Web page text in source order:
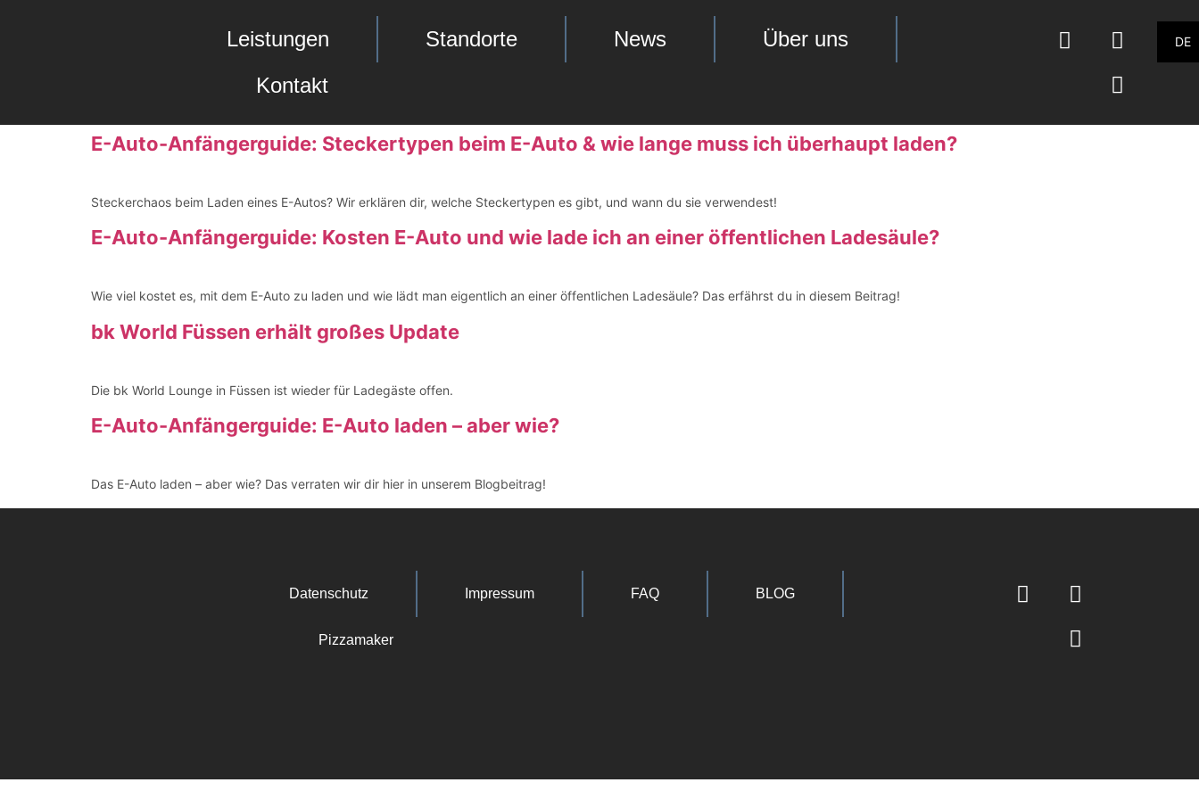
Leistungen Standorte News
Über uns
Kontakt
DE
E-Auto-Anfängerguide: Steckertypen beim E-Auto & wie lange muss ich überhaupt laden?
Steckerchaos beim Laden eines E-Autos? Wir erklären dir, welche Steckertypen es gibt, und wann du sie verwendest!
E-Auto-Anfängerguide: Kosten E-Auto und wie lade ich an einer öffentlichen Ladesäule?
Wie viel kostet es, mit dem E-Auto zu laden und wie lädt man eigentlich an einer öffentlichen Ladesäule? Das erfährst du in diesem Beitrag!
bk World Füssen erhält großes Update
Die bk World Lounge in Füssen ist wieder für Ladegäste offen.
E-Auto-Anfängerguide: E-Auto laden – aber wie?
Das E-Auto laden – aber wie? Das verraten wir dir hier in unserem Blogbeitrag!
Datenschutz Impressum FAQ BLOG
Pizzamaker